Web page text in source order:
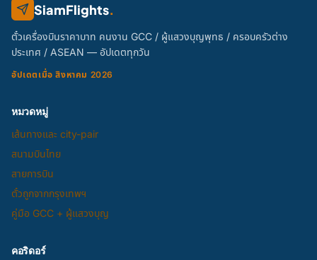
SiamFlights.
ตั๋วเครื่องบินราคาบาท คนงาน GCC / ผู้แสวงบุญพุทธ / ครอบครัวต่าง
ประเทศ / ASEAN — อัปเดตทุกวัน
อัปเดตเมื่อ สิงหาคม 2026
หมวดหมู่
เส้นทางและ city-pair
สนามบินไทย
สายการบิน
ตั๋วถูกจากกรุงเทพฯ
คู่มือ GCC + ผู้แสวงบุญ
คอริดอร์